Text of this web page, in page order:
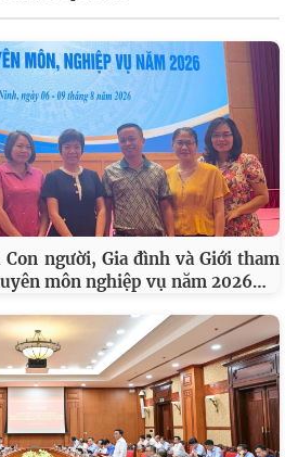
Con người, Gia đình và Giới tham
môn nghiệp vụ năm 2026…